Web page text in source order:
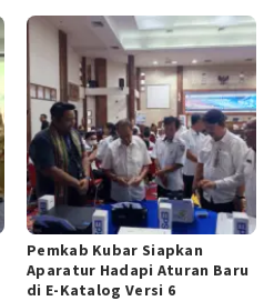
Pemkab Kubar Siapkan
Aparatur Hadapi Aturan Baru
di E-Katalog Versi 6